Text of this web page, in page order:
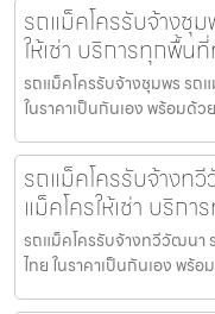
รถแม็คโครรับจ้างชุ
ให้เช่า บริการทุกพื้น
รถแม็คโครรับจ้างชุมพร รถแ
ในราคาเป็นกันเอง พร้อมด้
รถแม็คโครรับจ้างท
แม็คโครให้เช่า บริก
รถแม็คโครรับจ้างทวีวัฒนา
ไทย ในราคาเป็นกันเอง พ